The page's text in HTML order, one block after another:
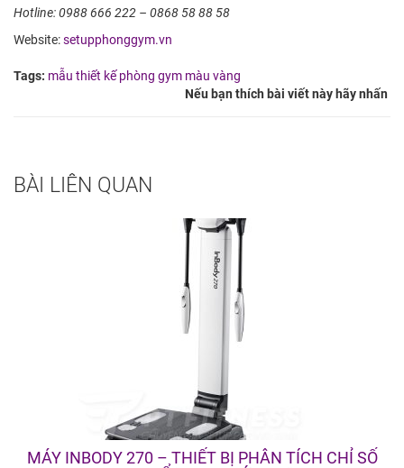
Hotline: 0988 666 222 – 0868 58 88 58
Website:setupphonggym.vn
Tags: mẫu thiết kế phòng gym màu vàng
Nếu bạn thích bài viết này hãy nhấn
BÀI LIÊN QUAN
MÁY INBODY 270 – THIẾT BỊ PHÂN TÍCH CHỈ SỐ